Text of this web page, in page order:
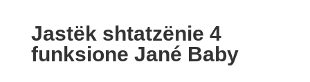
Jastëk shtatzënie 4
funksione Jané Baby